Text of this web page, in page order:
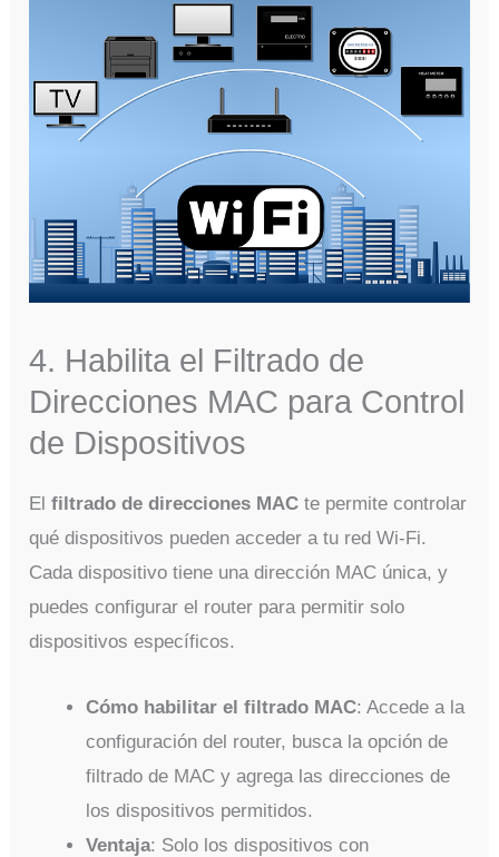
4. Habilita el Filtrado de
Direcciones MAC para Control
de Dispositivos
Elfiltrado de direcciones MAC te permite controlar
qué dispositivos pueden acceder a tu red Wi-Fi.
Cada dispositivo tiene una dirección MAC única, y
puedes configurar el router para permitir solo
dispositivos específicos.
Cómo habilitar el filtrado MAC: Accede a la
configuración del router, busca la opción de
filtrado de MAC y agrega las direcciones de
los dispositivos permitidos.
Ventaja: Solo los dispositivos con